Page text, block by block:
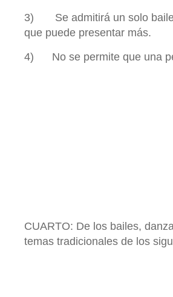
3) Se admitirá un solo baile
que puede presentar más.
4) No se permite que una
CUARTO: De los bailes,
temas tradicionales de los